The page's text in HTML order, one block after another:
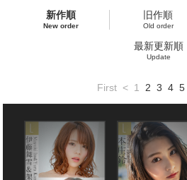
新作順
New order
旧作順
Old order
最新更新順
Update
First < 1 2 3 4 5